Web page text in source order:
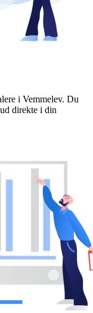
i Vemmelev. Du
direkte i din